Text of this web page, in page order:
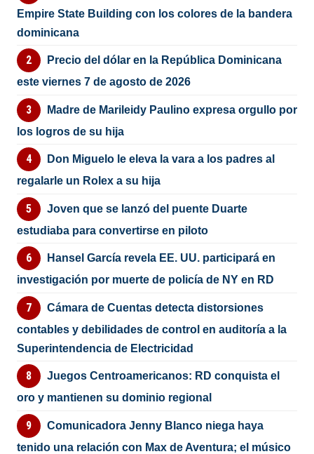
Empire State Building con los colores de la bandera
dominicana
Precio del dólar en la República Dominicana
este viernes 7 de agosto de 2026
Madre de Marileidy Paulino expresa orgullo por
los logros de su hija
Don Miguelo le eleva la vara a los padres al
regalarle un Rolex a su hija
Joven que se lanzó del puente Duarte
estudiaba para convertirse en piloto
Hansel García revela EE. UU. participará en
investigación por muerte de policía de NY en RD
Cámara de Cuentas detecta distorsiones
contables y debilidades de control en auditoría a la
Superintendencia de Electricidad
Juegos Centroamericanos: RD conquista el
oro y mantienen su dominio regional
Comunicadora Jenny Blanco niega haya
tenido una relación con Max de Aventura; el músico